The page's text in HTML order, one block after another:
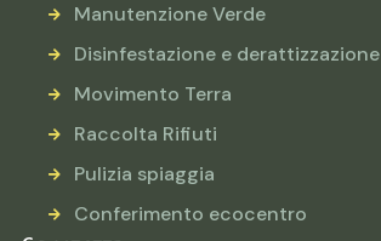
Manutenzione Verde
Disinfestazione e derattizzazione
Movimento Terra
Raccolta Rifiuti
Pulizia spiaggia
Conferimento ecocentro